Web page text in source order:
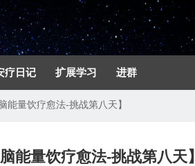
疗日记 扩展学习 进群
能量饮疗愈法-挑战第八天】
能量饮疗愈法-挑战第八天】